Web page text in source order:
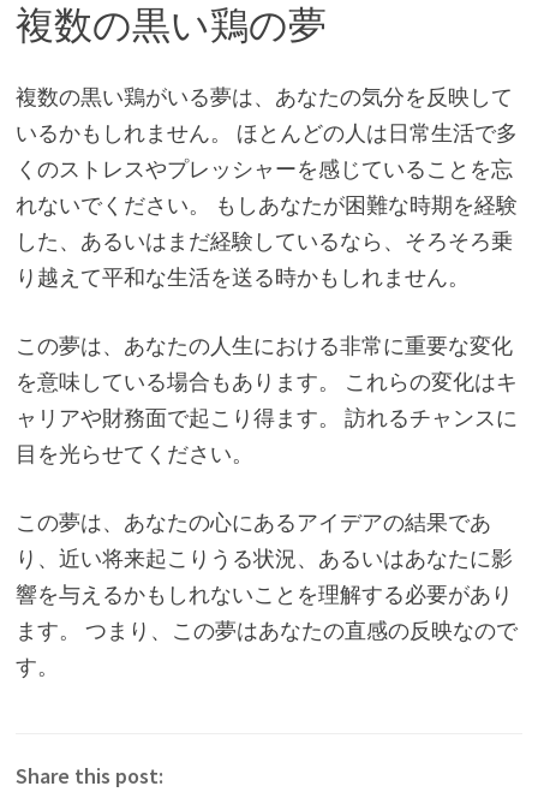
複数の黒い鶏の夢
複数の黒い鶏がいる夢は、あなたの気分を反映して
いるかもしれません。 ほとんどの人は日常生活で多
くのストレスやプレッシャーを感じていることを忘
れないでください。 もしあなたが困難な時期を経験
した、あるいはまだ経験しているなら、そろそろ乗
り越えて平和な生活を送る時かもしれません。
この夢は、あなたの人生における非常に重要な変化
を意味している場合もあります。 これらの変化はキ
ャリアや財務面で起こり得ます。 訪れるチャンスに
目を光らせてください。
この夢は、あなたの心にあるアイデアの結果であ
り、近い将来起こりうる状況、あるいはあなたに影
響を与えるかもしれないことを理解する必要があり
ます。 つまり、この夢はあなたの直感の反映なので
す。
Share this post: